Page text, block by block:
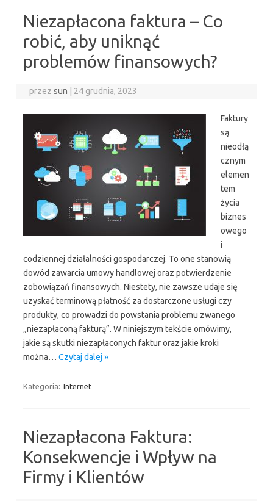
Niezapłacona faktura – Co
robić, aby uniknąć
problemów finansowych?
przezsun 24 grudnia, 2023
Faktury
są
nieodłą
cznym
elemen
tem
życia
biznes
owego
i
codziennej działalności gospodarczej. To one stanowią
dowód zawarcia umowy handlowej oraz potwierdzenie
zobowiązań finansowych. Niestety, nie zawsze udaje się
uzyskać terminową płatność za dostarczone usługi czy
produkty, co prowadzi do powstania problemu zwanego
„niezapłaconą fakturą”. W niniejszym tekście omówimy,
jakie są skutki niezapłaconych faktur oraz jakie kroki
można… Czytaj dalej »
Kategoria: Internet
Niezapłacona Faktura:
Konsekwencje i Wpływ na
Firmy i Klientów